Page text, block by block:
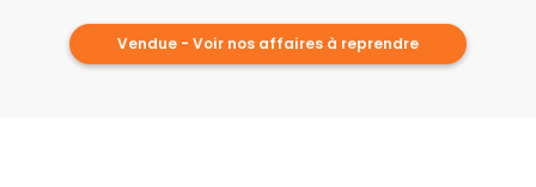
Vendue - Voir nos affaires à reprendre